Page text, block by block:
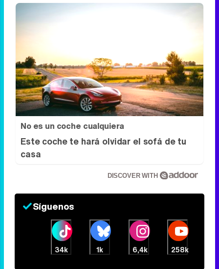
iPhone que combina contigo
El accesorio inesperado que transforma
tu outfit
No es un coche cualquiera
Este coche te hará olvidar el sofá de tu